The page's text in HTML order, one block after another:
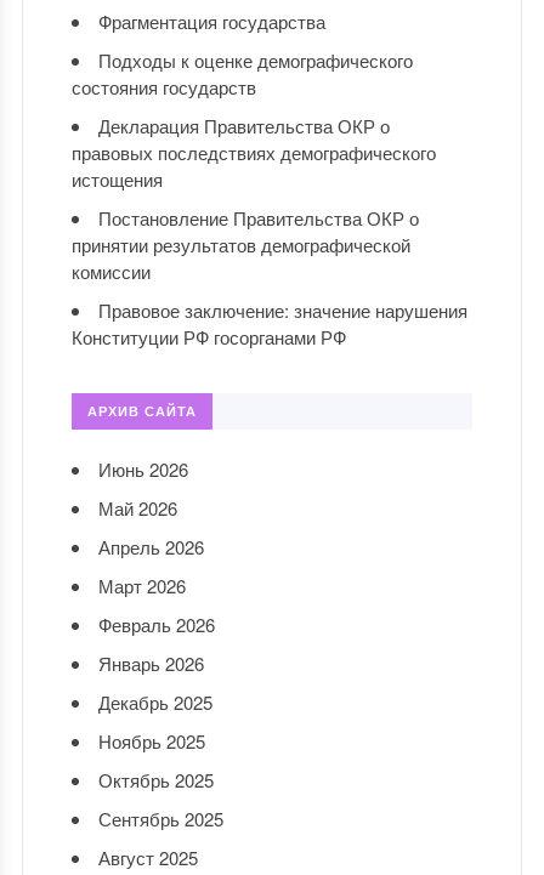
Фрагментация государства
Подходы к оценке демографического
состояния государств
Декларация Правительства ОКР о
правовых последствиях демографического
истощения
Постановление Правительства ОКР о
принятии результатов демографической
комиссии
Правовое заключение: значение нарушения
Конституции РФ госорганами РФ
АРХИВ САЙТА
Июнь 2026
Май 2026
Апрель 2026
Март 2026
Февраль 2026
Январь 2026
Декабрь 2025
Ноябрь 2025
Октябрь 2025
Сентябрь 2025
Август 2025